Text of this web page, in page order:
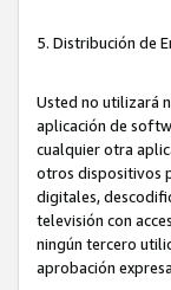
5. Distribución de
Usted no utilizará
aplicación de
cualquier otra
otros dispositivos
digitales,
televisión con
ningún tercero
aprobación